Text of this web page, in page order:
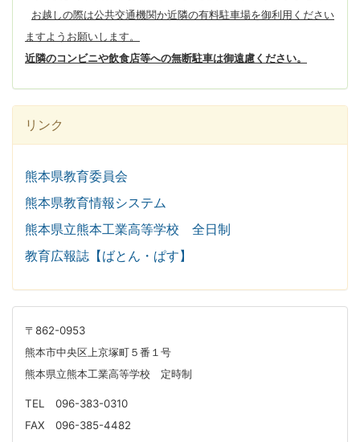
お越しの際は公共交通機関か近隣の有料駐車場を御利用ください
ますようお願いします。
近隣のコンビニや飲食店等への無断駐車は御遠慮ください。
リンク
熊本県教育委員会
熊本県教育情報システム
熊本県立熊本工業高等学校 全日制
教育広報誌【ばとん・ぱす】
〒862-0953
熊本市中央区上京塚町５番１号
熊本県立熊本工業高等学校 定時制
TEL 096-383-0310
FAX 096-385-4482